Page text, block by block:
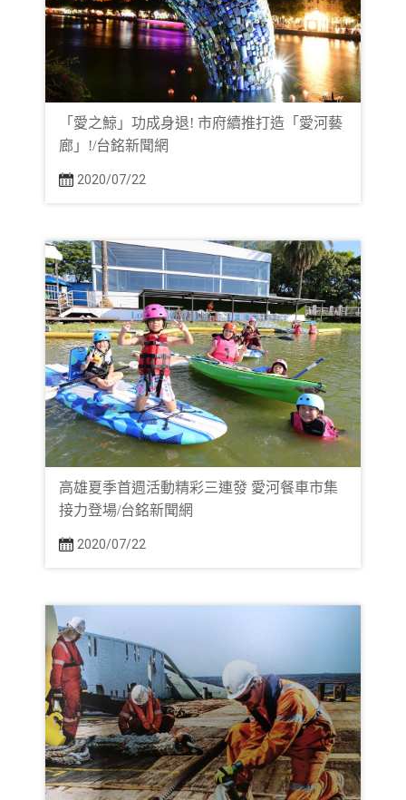
「愛之鯨」功成身退! 市府續推打造「愛河藝
廊」!/台銘新聞網
2020/07/22
高雄夏季首週活動精彩三連發 愛河餐車市集
接力登場/台銘新聞網
2020/07/22